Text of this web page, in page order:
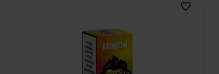
favorite_border